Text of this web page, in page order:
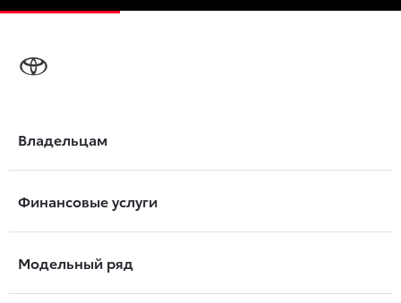
Владельцам
Финансовые услуги
Модельный ряд